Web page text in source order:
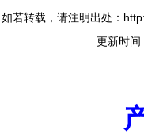
如若转载，请注明出处：
更新时